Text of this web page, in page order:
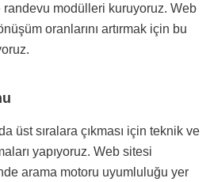
randevu modülleri kuruyoruz. Web
oranlarını artırmak için bu
üst sıralara çıkması için teknik ve
yapıyoruz. Web sitesi
arama motoru uyumluluğu yer